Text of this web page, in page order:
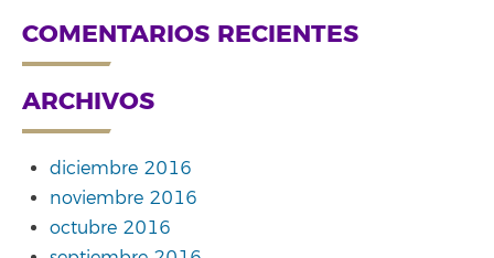
COMENTARIOS RECIENTES
ARCHIVOS
diciembre 2016
noviembre 2016
octubre 2016